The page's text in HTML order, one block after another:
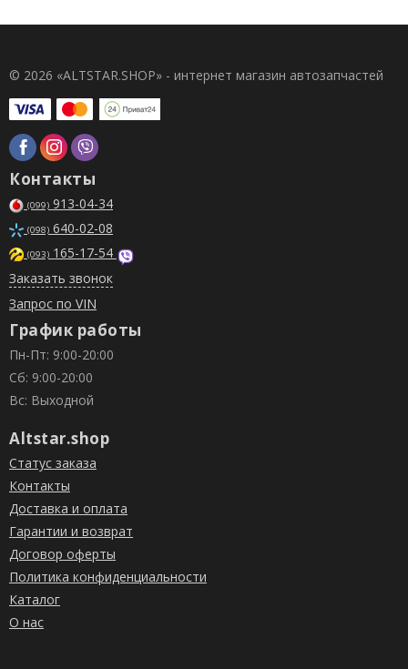
© 2026 «ALTSTAR.SHOP» - интернет магазин автозапчастей
Контакты
(099) 913-04-34
(098) 640-02-08
(093) 165-17-54
Заказать звонок
Запрос по VIN
График работы
Пн-Пт: 9:00-20:00
Сб: 9:00-20:00
Вс: Выходной
Altstar.shop
Статус заказа
Контакты
Доставка и оплата
Гарантии и возврат
Договор оферты
Политика конфиденциальности
Каталог
О нас